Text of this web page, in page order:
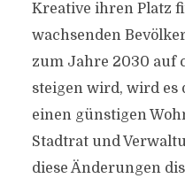
Kreative ihren Platz
wachsenden
zum Jahre 2030 auf
steigen wird, wird es
einen günstigen
Stadtrat und
diese Änderungen